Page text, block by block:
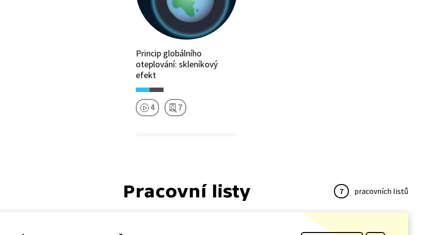
Princip globálního
oteplování: skleníkový
efekt
4 7
Pracovní listy 7 pracovních listů